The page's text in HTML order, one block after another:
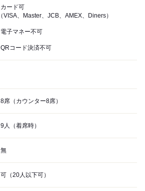
カード可
（VISA、Master、JCB、AMEX、Diners）
電子マネー不可
QRコード決済不可
8席（カウンター8席）
9人（着席時）
無
可（20人以下可）